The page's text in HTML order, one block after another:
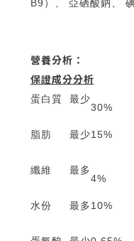
B9）、 亞硒酸鈉、
營養分析：
保證成分分析
蛋白質 最少
30%
脂肪 最少15%
纖維 最多
4%
水份 最多10%